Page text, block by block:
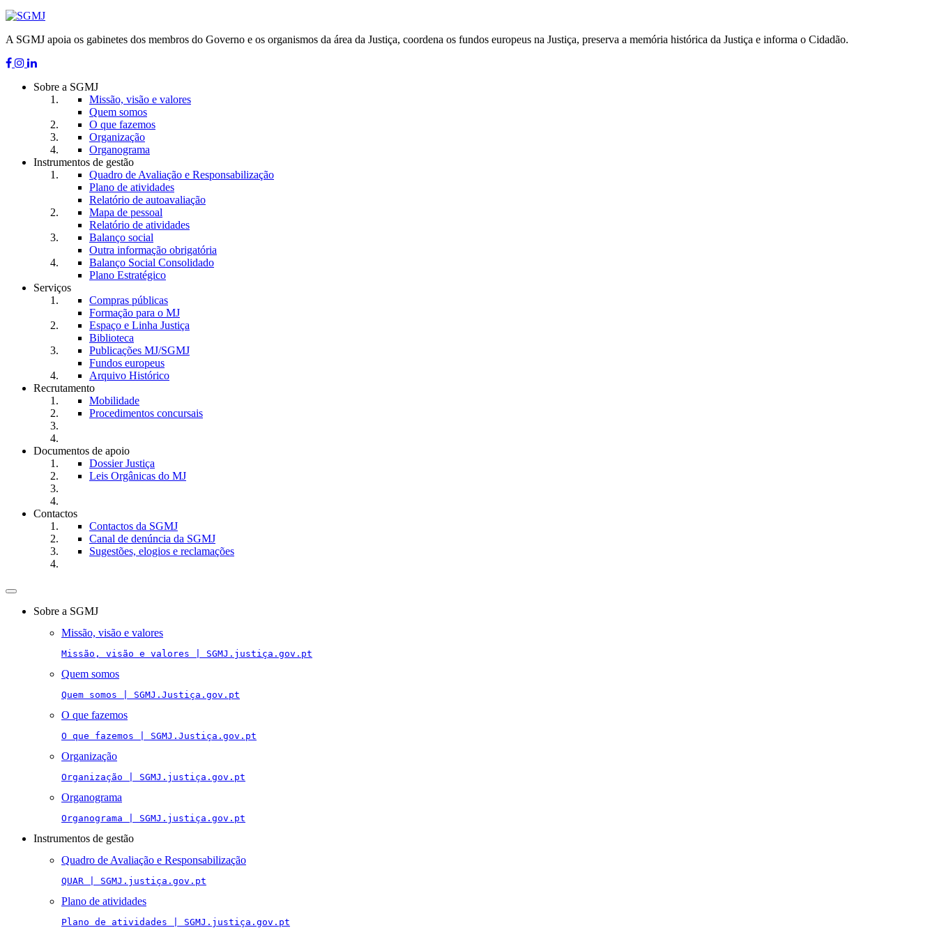
A SGMJ apoia os gabinetes dos membros do Governo e os organismos da área da Justiça, coordena os fundos europeus na Justiça, preserva a memória histórica da Justiça e informa o Cidadão.
Sobre a SGMJ
Missão, visão e valores
Quem somos
O que fazemos
Organização
Organograma
Instrumentos de gestão
Quadro de Avaliação e Responsabilização
Plano de atividades
Relatório de autoavaliação
Mapa de pessoal
Relatório de atividades
Balanço social
Outra informação obrigatória
Balanço Social Consolidado
Plano Estratégico
Serviços
Compras públicas
Formação para o MJ
Espaço e Linha Justiça
Biblioteca
Publicações MJ/SGMJ
Fundos europeus
Arquivo Histórico
Recrutamento
Mobilidade
Procedimentos concursais
Documentos de apoio
Dossier Justiça
Leis Orgânicas do MJ
Contactos
Contactos da SGMJ
Canal de denúncia da SGMJ
Sugestões, elogios e reclamações
Toggle
navigationSobre a SGMJ
Missão, visão e valores
Missão, visão e valores | SGMJ.justiça.gov.pt
Quem somos
Quem somos | SGMJ.Justiça.gov.pt
O que fazemos
O que fazemos | SGMJ.Justiça.gov.pt
Organização
Organização | SGMJ.justiça.gov.pt
Organograma
Organograma | SGMJ.justiça.gov.pt
Instrumentos de gestão
Quadro de Avaliação e Responsabilização
QUAR | SGMJ.justiça.gov.pt
Plano de atividades
Plano de atividades | SGMJ.justiça.gov.pt